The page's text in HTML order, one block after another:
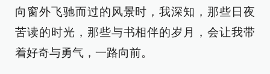
向窗外飞驰而过的风景时，我深知，那些日夜
苦读的时光，那些与书相伴的岁月，会让我带
着好奇与勇气，一路向前。